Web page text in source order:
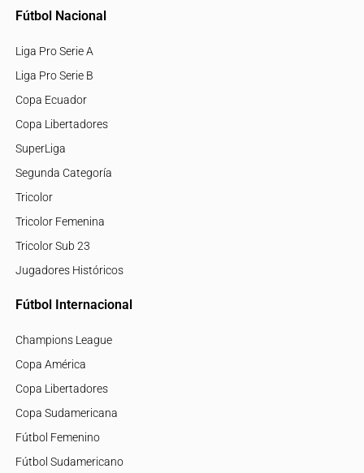
Fútbol Nacional
Liga Pro Serie A
Liga Pro Serie B
Copa Ecuador
Copa Libertadores
SuperLiga
Segunda Categoría
Tricolor
Tricolor Femenina
Tricolor Sub 23
Jugadores Históricos
Fútbol Internacional
Champions League
Copa América
Copa Libertadores
Copa Sudamericana
Fútbol Femenino
Fútbol Sudamericano